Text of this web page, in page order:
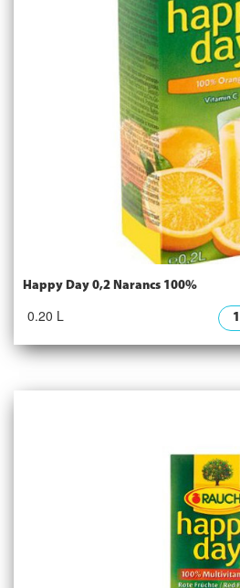
Happy Day 0,2 Narancs 100%
0.20 L